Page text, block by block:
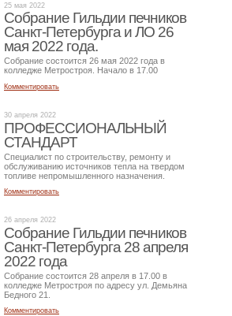
25 мая 2022
Собрание Гильдии печников
Санкт-Петербурга и ЛО 26
мая 2022 года.
Собрание состоится 26 мая 2022 года в
колледже Метростроя. Начало в 17.00
Комментировать
30 апреля 2022
ПРОФЕССИОНАЛЬНЫЙ
СТАНДАРТ
Специалист по строительству, ремонту и
обслуживанию источников тепла на твердом
топливе непромышленного назначения.
Комментировать
26 апреля 2022
Собрание Гильдии печников
Санкт-Петербурга 28 апреля
2022 года
Собрание состоится 28 апреля в 17.00 в
колледже Метростроя по адресу ул. Демьяна
Бедного 21.
Комментировать